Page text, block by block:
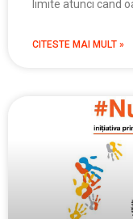
limite atunci cand
CITESTE MAI MULT »